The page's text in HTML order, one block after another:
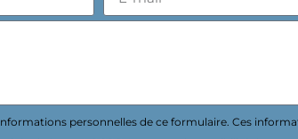
personnelles de ce formulaire. Ces